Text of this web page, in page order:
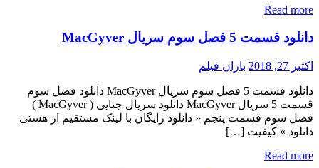
Read more
دانلود قسمت 5 فصل سوم سریال MacGyver
اکتبر 27, 2018 باران فیلم
دانلود قسمت 5 فصل سوم سریال MacGyver دانلود فصل سوم
قسمت 5 سریال MacGyver دانلود سریال جنایی ( MacGyver )
فصل سوم قسمت پنجم « دانلود رایگان با لینک مستقیم از هستی
دانلود » کیفیت […]
Read more